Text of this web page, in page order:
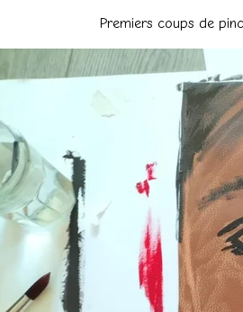
Premiers coups de